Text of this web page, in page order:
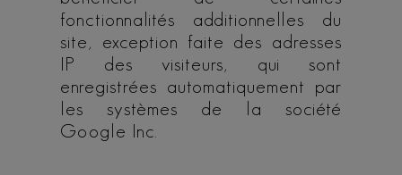
fonctionnalités additionnelles du
site, exception faite des adresses
IP des visiteurs, qui sont
enregistrées automatiquement par
les systèmes de la société
Google Inc.